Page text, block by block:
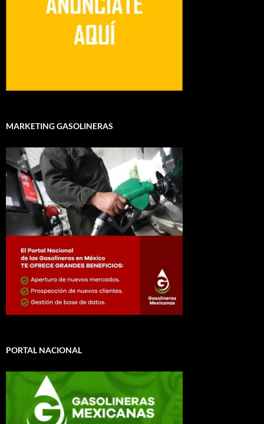
MARKETING GASOLINERAS
PORTAL NACIONAL